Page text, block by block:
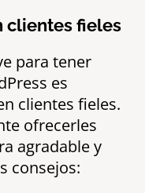
clientes fieles
para tener
es
clientes fieles.
ofrecerles
agradable y
consejos: